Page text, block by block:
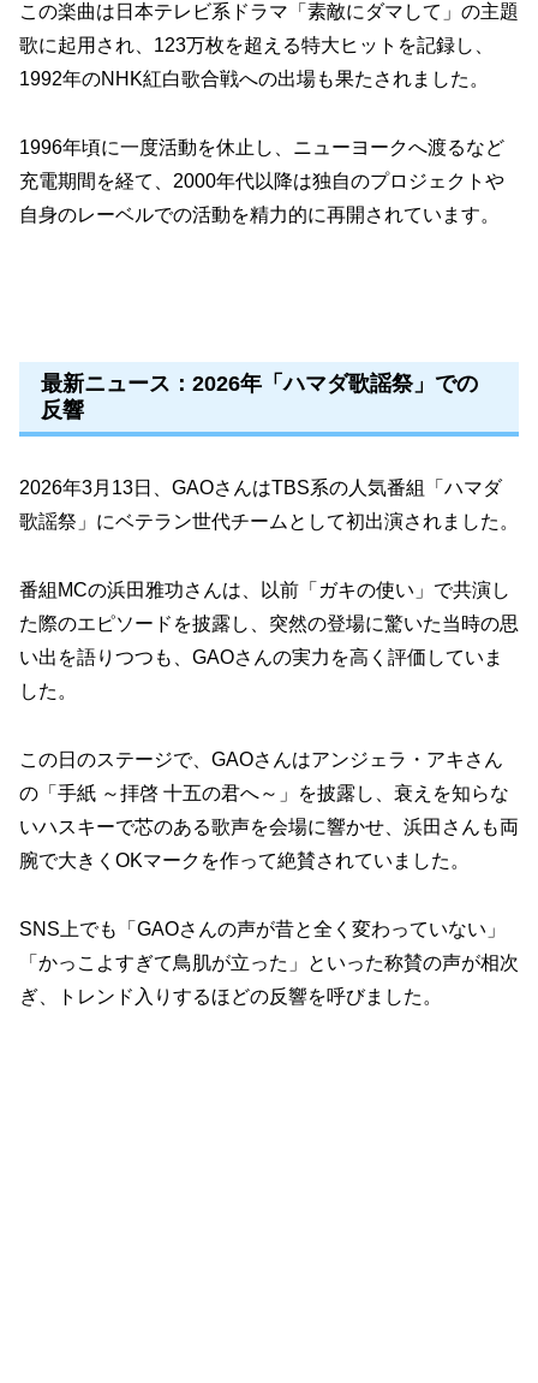
この楽曲は日本テレビ系ドラマ「素敵にダマして」の主題
歌に起用され、123万枚を超える特大ヒットを記録し、
1992年のNHK紅白歌合戦への出場も果たされました。
1996年頃に一度活動を休止し、ニューヨークへ渡るなど
充電期間を経て、2000年代以降は独自のプロジェクトや
自身のレーベルでの活動を精力的に再開されています。
最新ニュース：2026年「ハマダ歌謡祭」での
反響
2026年3月13日、GAOさんはTBS系の人気番組「ハマダ
歌謡祭」にベテラン世代チームとして初出演されました。
番組MCの浜田雅功さんは、以前「ガキの使い」で共演し
た際のエピソードを披露し、突然の登場に驚いた当時の思
い出を語りつつも、GAOさんの実力を高く評価していま
した。
この日のステージで、GAOさんはアンジェラ・アキさん
の「手紙 ～拝啓 十五の君へ～」を披露し、衰えを知らな
いハスキーで芯のある歌声を会場に響かせ、浜田さんも両
腕で大きくOKマークを作って絶賛されていました。
SNS上でも「GAOさんの声が昔と全く変わっていない」
「かっこよすぎて鳥肌が立った」といった称賛の声が相次
ぎ、トレンド入りするほどの反響を呼びました。